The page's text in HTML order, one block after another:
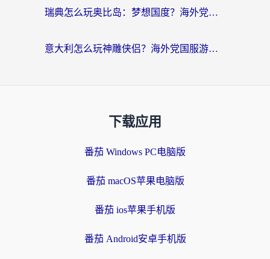
瑞典怎么玩奥比岛：梦想国度？海外党亲测有效的国服游戏加速全攻略
意大利怎么玩神雕侠侣？海外党国服游戏加速终极指南（附欧洲玩王者王国保卫战4不卡技巧）
下载应用
番茄 Windows PC电脑版
番茄 macOS苹果电脑版
番茄 ios苹果手机版
番茄 Android安卓手机版